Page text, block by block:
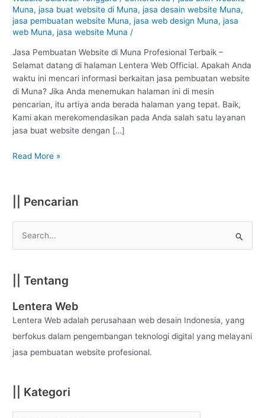
Muna,jasa buat website di Muna,jasa desain website Muna,
jasa pembuatan website Muna,jasa web design Muna,jasa
web Muna,jasa website Muna /
Jasa Pembuatan Website di Muna Profesional Terbaik –
Selamat datang di halaman Lentera Web Official. Apakah Anda
waktu ini mencari informasi berkaitan jasa pembuatan website
di Muna? Jika Anda menemukan halaman ini di mesin
pencarian, itu artiya anda berada halaman yang tepat. Baik,
Kami akan merekomendasikan pada Anda salah satu layanan
jasa buat website dengan […]
Muna
:
Profesional
Read More »
|| Pencarian
r
c
h
f
o
|| Tentang
Lentera Web
Lentera Web adalah perusahaan web desain Indonesia, yang
berfokus dalam pengembangan teknologi digital yang melayani
jasa pembuatan website profesional.
|| Kategori